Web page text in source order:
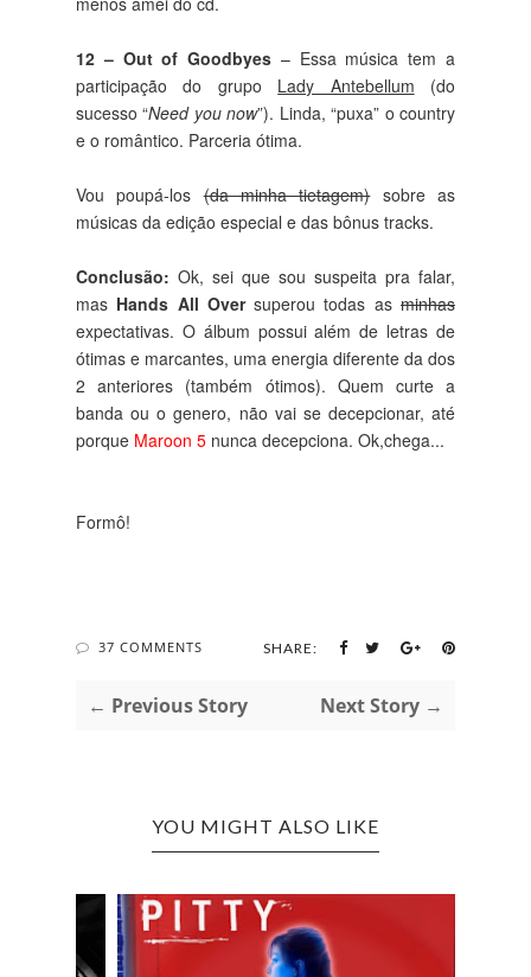
12 – Out of Goodbyes – Essa música tem a
participação do grupo Lady Antebellum (do
sucesso “Need you now”). Linda, “puxa” o country
e o romântico. Parceria ótima.
Vou poupá-los(da minha tietagem)sobre as
músicas da edição especial e das bônus tracks.
Conclusão: Ok, sei que sou suspeita pra falar,
mas Hands All Oversuperou todas asminhas
expectativas. O álbum possui além de letras de
ótimas e marcantes, uma energia diferente da dos
2 anteriores (também ótimos). Quem curte a
banda ou o genero, não vai se decepcionar, até
porque Maroon 5 nunca decepciona. Ok,chega...
Formô!
37 COMMENTS SHARE:
← Previous Story Next Story →
YOU MIGHT ALSO LIKE